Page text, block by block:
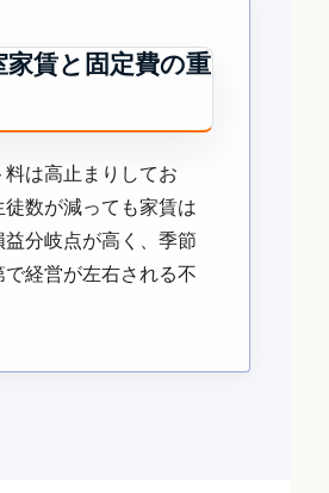
家賃と固定費の重
は高止まりしてお
数が減っても家賃は
分岐点が高く、季節
経営が左右される不